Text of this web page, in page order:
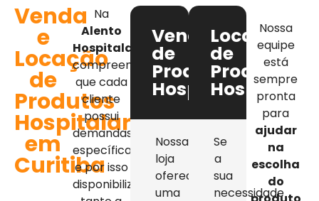
Venda
e
Locação
de
Produtos
Hospitalares
em
Curitiba
Na
Alento
Hospitalar
compreendemos
que cada
cliente
possui
demandas
específicas,
e por isso
disponibilizamos
Venda
de
Produtos
Hospitalares
Nossa
loja
oferece
uma
Locação
de
Produtos
Se
a
sua
necessidade
Nossa
equipe
está
sempre
pronta
para
ajudar
na
escolha
do